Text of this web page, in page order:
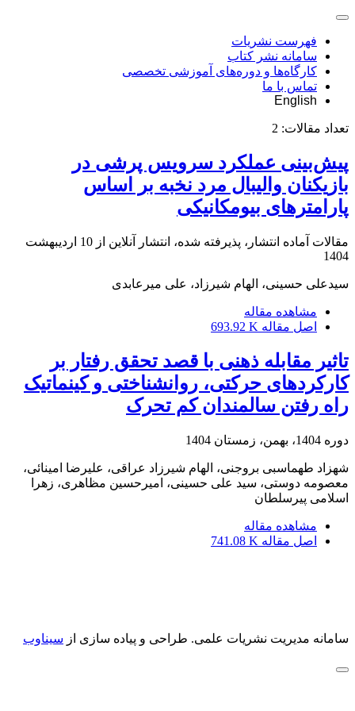
فهرست نشریات
سامانه نشر کتاب
کارگاه‌ها و دوره‌های آموزشی تخصصی
تماس با ما
English
تعداد مقالات: 2
پیش‌بینی عملکرد سرویس پرشی در
بازیکنان والیبال مرد نخبه بر اساس
پارامترهای بیومکانیکی
مقالات آماده انتشار، پذیرفته شده، انتشار آنلاین از
10 اردیبهشت
1404
سیدعلی حسینی، الهام شیرزاد، علی میرعابدی
مشاهده مقاله
اصل مقاله 693.92 K
تاثیر مقابله ذهنی با قصد تحقق رفتار بر
کارکردهای حرکتی، روانشناختی و کینماتیک
راه رفتن سالمندان کم تحرک
دوره 1404، بهمن، زمستان 1404
شهزاد طهماسبی بروجنی، الهام شیرزاد عراقی، علیرضا امینائی،
معصومه دوستی، سید علی حسینی، امیرحسین مظاهری، زهرا
اسلامی پیرسلطان
مشاهده مقاله
اصل مقاله 741.08 K
سامانه مدیریت نشریات علمی. طراحی و پیاده سازی از سیناوب